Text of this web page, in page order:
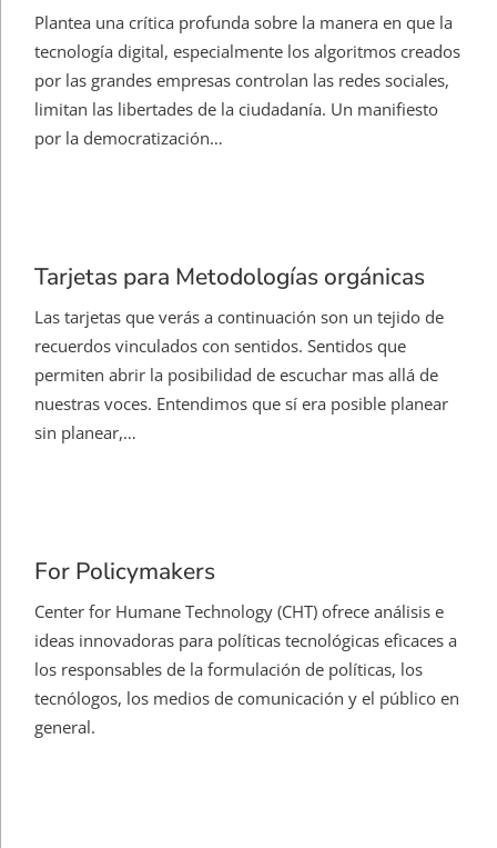
Plantea una crítica profunda sobre la manera en que la
tecnología digital, especialmente los algoritmos creados
por las grandes empresas controlan las redes sociales,
limitan las libertades de la ciudadanía. Un manifiesto
por la democratización…
Tarjetas para Metodologías orgánicas
Las tarjetas que verás a continuación son un tejido de
recuerdos vinculados con sentidos. Sentidos que
permiten abrir la posibilidad de escuchar mas allá de
nuestras voces. Entendimos que sí era posible planear
sin planear,…
For Policymakers
Center for Humane Technology (CHT) ofrece análisis e
ideas innovadoras para políticas tecnológicas eficaces a
los responsables de la formulación de políticas, los
tecnólogos, los medios de comunicación y el público en
general.